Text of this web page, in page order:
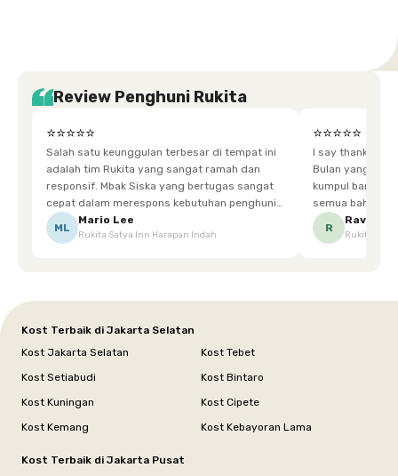
Review Penghuni Rukita
⭐⭐⭐⭐⭐
Salah satu keunggulan terbesar di tempat ini
adalah tim Rukita yang sangat ramah dan
responsif. Mbak Siska yang bertugas sangat
cepat dalam merespons kebutuhan penghuni.
Ketika saya meminta keset karena sempat
terpeleset, permintaan tersebut langsung
ML
Mario Lee
Rukita Satya Inn Harapan Indah
⭐⭐⭐⭐⭐
I say thankyou
Bulan yang super happy! banyak
kumpul bareng
semua bahagia
mgkn saran dari air aja & kebersihan lebih di
R
Ravena
Rukita
Kost Terbaik di Jakarta Selatan
Kost Jakarta Selatan
Kost Tebet
Kost Setiabudi
Kost Bintaro
Kost Kuningan
Kost Cipete
Kost Kemang
Kost Kebayoran Lama
Kost Terbaik di Jakarta Pusat